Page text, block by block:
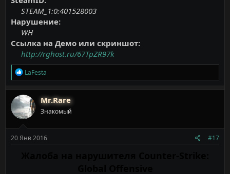
STEAM_1:0:401528003
Нарушение:
WH
Ссылка на Демо или скриншот:
http://rghost.ru/67TpZR97k
Р
е
а
к
ц
и
и
LaFesta
Mr.Rare
Знакомый
20 Янв 2016 #17